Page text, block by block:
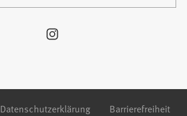
Datenschutzerklärung Barrierefreiheit